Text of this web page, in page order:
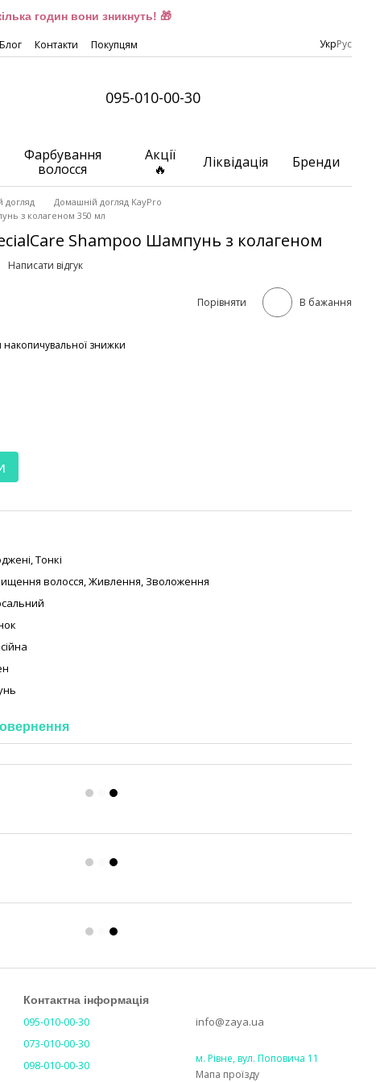
годин вони зникнуть! 🎁
Блог Контакти Покупцям УкрРус
095-010-00-30
Фарбування
волосся
Акції
🔥
Ліквідація Бренди
догляд
Домашній догляд KayPro
з колагеном 350 мл
Shampoo Шампунь з колагеном
Написати відгук
Порівняти В бажання
знижки
,Тонкі
волосся,Живлення, Зволоження
Контактна інформація
095-010-00-30
073-010-00-30
098-010-00-30
info@zaya.ua
м. Рівне, вул. Поповича 11
Мапа проїзду